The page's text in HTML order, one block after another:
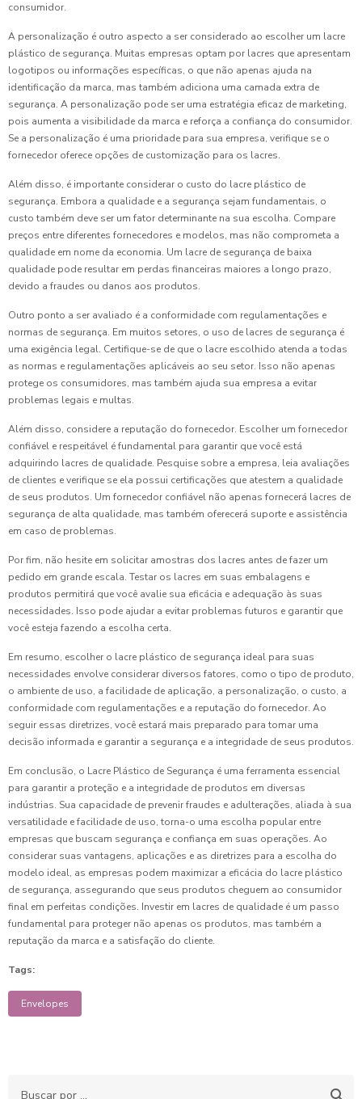
consumidor.
A personalização é outro aspecto a ser considerado ao escolher um lacre
plástico de segurança. Muitas empresas optam por lacres que apresentam
logotipos ou informações específicas, o que não apenas ajuda na
identificação da marca, mas também adiciona uma camada extra de
segurança. A personalização pode ser uma estratégia eficaz de marketing,
pois aumenta a visibilidade da marca e reforça a confiança do consumidor.
Se a personalização é uma prioridade para sua empresa, verifique se o
fornecedor oferece opções de customização para os lacres.
Além disso, é importante considerar o custo do lacre plástico de
segurança. Embora a qualidade e a segurança sejam fundamentais, o
custo também deve ser um fator determinante na sua escolha. Compare
preços entre diferentes fornecedores e modelos, mas não comprometa a
qualidade em nome da economia. Um lacre de segurança de baixa
qualidade pode resultar em perdas financeiras maiores a longo prazo,
devido a fraudes ou danos aos produtos.
Outro ponto a ser avaliado é a conformidade com regulamentações e
normas de segurança. Em muitos setores, o uso de lacres de segurança é
uma exigência legal. Certifique-se de que o lacre escolhido atenda a todas
as normas e regulamentações aplicáveis ao seu setor. Isso não apenas
protege os consumidores, mas também ajuda sua empresa a evitar
problemas legais e multas.
Além disso, considere a reputação do fornecedor. Escolher um fornecedor
confiável e respeitável é fundamental para garantir que você está
adquirindo lacres de qualidade. Pesquise sobre a empresa, leia avaliações
de clientes e verifique se ela possui certificações que atestem a qualidade
de seus produtos. Um fornecedor confiável não apenas fornecerá lacres de
segurança de alta qualidade, mas também oferecerá suporte e assistência
em caso de problemas.
Por fim, não hesite em solicitar amostras dos lacres antes de fazer um
pedido em grande escala. Testar os lacres em suas embalagens e
produtos permitirá que você avalie sua eficácia e adequação às suas
necessidades. Isso pode ajudar a evitar problemas futuros e garantir que
você esteja fazendo a escolha certa.
Em resumo, escolher o lacre plástico de segurança ideal para suas
necessidades envolve considerar diversos fatores, como o tipo de produto,
o ambiente de uso, a facilidade de aplicação, a personalização, o custo, a
conformidade com regulamentações e a reputação do fornecedor. Ao
seguir essas diretrizes, você estará mais preparado para tomar uma
decisão informada e garantir a segurança e a integridade de seus produtos.
Em conclusão, o Lacre Plástico de Segurança é uma ferramenta essencial
para garantir a proteção e a integridade de produtos em diversas
indústrias. Sua capacidade de prevenir fraudes e adulterações, aliada à sua
versatilidade e facilidade de uso, torna-o uma escolha popular entre
empresas que buscam segurança e confiança em suas operações. Ao
considerar suas vantagens, aplicações e as diretrizes para a escolha do
modelo ideal, as empresas podem maximizar a eficácia do lacre plástico
de segurança, assegurando que seus produtos cheguem ao consumidor
final em perfeitas condições. Investir em lacres de qualidade é um passo
fundamental para proteger não apenas os produtos, mas também a
reputação da marca e a satisfação do cliente.
Tags:
Envelopes